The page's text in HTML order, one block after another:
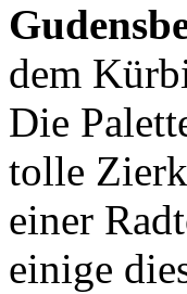
dem
Die
tolle
einer
einige